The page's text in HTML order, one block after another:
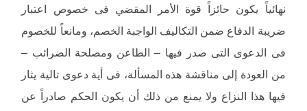
نهائياً يكون حائزاً قوة الأمر المقضي فى خصوص اعتبار
ضريبة الدفاع ضمن التكاليف الواجبة الخصم، ومانعاً للخصوم
فى الدعوى التى صدر فيها – الطاعن ومصلحة الضرائب –
من العودة إلى مناقشة هذه المسألة، فى أية دعوى تالية يثار
فيها هذا النزاع ولا يمنع من ذلك أن يكون الحكم صادراً عن